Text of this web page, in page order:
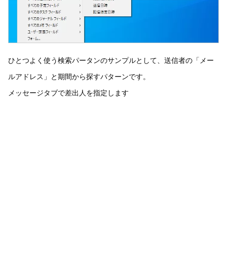
ひとつよく使う検索パータンのサンプルとして、送信者の「メー
ルアドレス」と期間から探すパターンです。
メッセージタブで差出人を指定します